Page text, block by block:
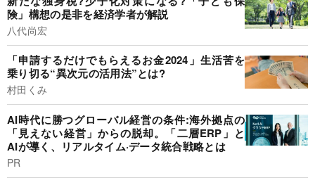
険」構想の是非を経済学者が解説
八代尚宏
「申請するだけでもらえるお金2024」生活苦を
乗り切る“異次元の活用法”とは?
村田くみ
AI時代に勝つグローバル経営の条件:海外拠点の
「見えない経営」からの脱却。「二層ERP」と
AIが導く、リアルタイム·データ統合戦略とは
PR